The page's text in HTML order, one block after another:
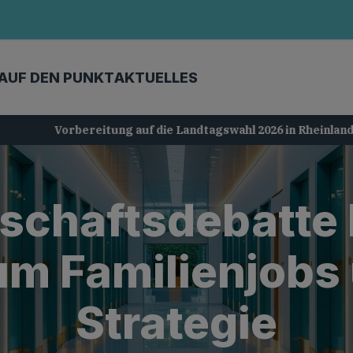
DEN PUNKTAKTUELLES
Vorbereitung auf die Landtagswahl 2026 in Rheinland-Pfalz
Strategie